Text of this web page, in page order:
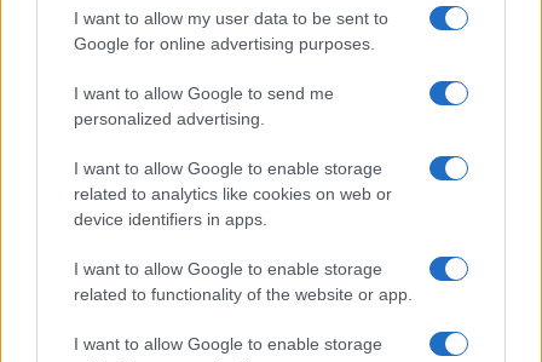
I want to allow my user data to be sent to
Google for online advertising purposes.
I want to allow Google to send me
personalized advertising.
I want to allow Google to enable storage
related to analytics like cookies on web or
device identifiers in apps.
I want to allow Google to enable storage
related to functionality of the website or app.
I want to allow Google to enable storage
ARTICOLI CORRELATI